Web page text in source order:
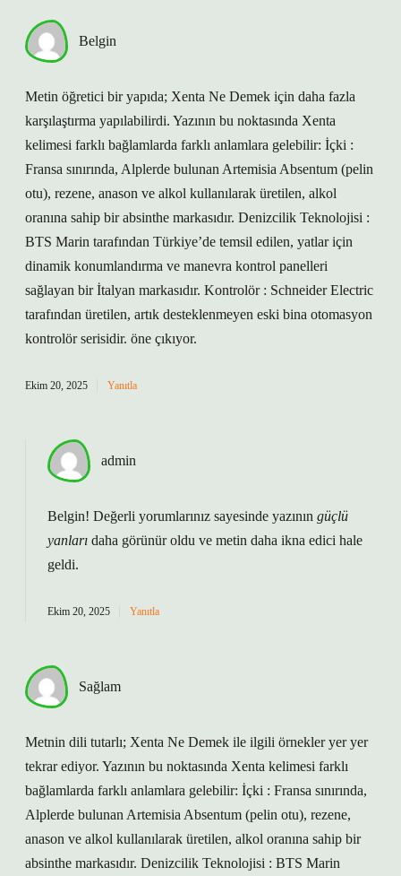
Belgin
Metin öğretici bir yapıda; Xenta Ne Demek için daha fazla
karşılaştırma yapılabilirdi. Yazının bu noktasında Xenta
kelimesi farklı bağlamlarda farklı anlamlara gelebilir: İçki :
Fransa sınırında, Alplerde bulunan Artemisia Absentum (pelin
otu), rezene, anason ve alkol kullanılarak üretilen, alkol
oranına sahip bir absinthe markasıdır. Denizcilik Teknolojisi :
BTS Marin tarafından Türkiye’de temsil edilen, yatlar için
dinamik konumlandırma ve manevra kontrol panelleri
sağlayan bir İtalyan markasıdır. Kontrolör : Schneider Electric
tarafından üretilen, artık desteklenmeyen eski bina otomasyon
kontrolör serisidir. öne çıkıyor.
Ekim 20, 2025 Yanıtla
admin
Belgin! Değerli yorumlarınız sayesinde yazının güçlü
yanları daha görünür oldu ve metin daha ikna edici hale
geldi.
Ekim 20, 2025 Yanıtla
Sağlam
Metnin dili tutarlı; Xenta Ne Demek ile ilgili örnekler yer yer
tekrar ediyor. Yazının bu noktasında Xenta kelimesi farklı
bağlamlarda farklı anlamlara gelebilir: İçki : Fransa sınırında,
Alplerde bulunan Artemisia Absentum (pelin otu), rezene,
anason ve alkol kullanılarak üretilen, alkol oranına sahip bir
absinthe markasıdır. Denizcilik Teknolojisi : BTS Marin